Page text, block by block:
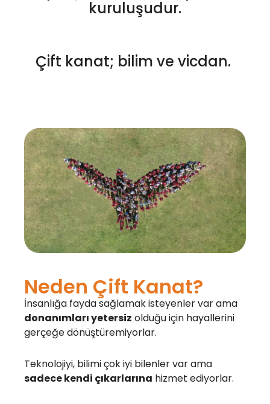
kuruluşudur.
Çift kanat; bilim ve vicdan.
Neden Çift Kanat?
İnsanlığa fayda sağlamak isteyenler var ama
donanımları yetersiz olduğu için hayallerini
gerçeğe dönüştüremiyorlar.
Teknolojiyi, bilimi çok iyi bilenler var ama
sadece kendi çıkarlarına hizmet ediyorlar.